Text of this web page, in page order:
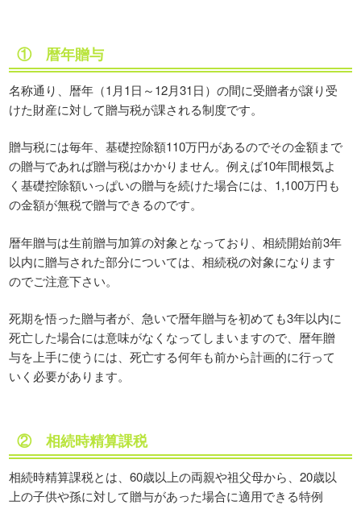
① 暦年贈与
名称通り、暦年（1月1日～12月31日）の間に受贈者が譲り受
けた財産に対して贈与税が課される制度です。
贈与税には毎年、基礎控除額110万円があるのでその金額まで
の贈与であれば贈与税はかかりません。例えば10年間根気よ
く基礎控除額いっぱいの贈与を続けた場合には、1,100万円も
の金額が無税で贈与できるのです。
暦年贈与は生前贈与加算の対象となっており、相続開始前3年
以内に贈与された部分については、相続税の対象になります
のでご注意下さい。
死期を悟った贈与者が、急いで暦年贈与を初めても3年以内に
死亡した場合には意味がなくなってしまいますので、暦年贈
与を上手に使うには、死亡する何年も前から計画的に行って
いく必要があります。
② 相続時精算課税
相続時精算課税とは、60歳以上の両親や祖父母から、20歳以
上の子供や孫に対して贈与があった場合に適用できる特例